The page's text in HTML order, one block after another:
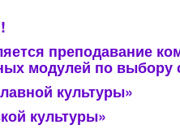
преподавание
модулей по выбору
культуры»
культуры»